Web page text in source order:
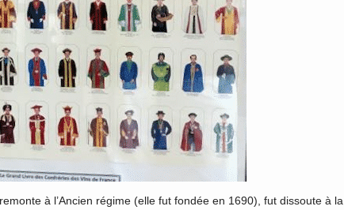
à l’Ancien régime (elle fut fondée en 1690), fut dissoute à la